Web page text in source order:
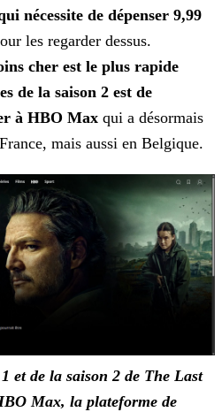
nécessite de dépenser 9,99
les regarder dessus.
cher est le plus rapide
de la saison 2 est de
à HBO Max qui a désormais
mais aussi en Belgique.
et de la saison 2 de The Last
Max, la plateforme de